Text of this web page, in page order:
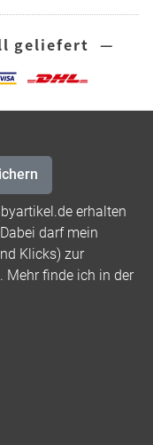
geliefert —
erhalten
darf mein
Klicks) zur
Mehr finde ich in der